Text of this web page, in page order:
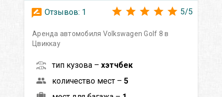
Отзывов: 1 5/5
Аренда автомобиля Volkswagen Golf 8 в
Цвиккау
тип кузова – хэтчбек
количество мест – 5